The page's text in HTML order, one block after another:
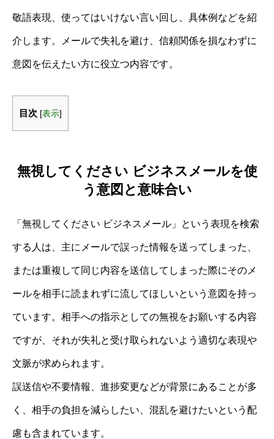
敬語表現、使ってはいけない言い回し、具体例などを紹
介します。メールで失礼を避け、信頼関係を損なわずに
意図を伝えたい方に役立つ内容です。
目次 [表示]
無視してください ビジネスメールを使
う意図と意味合い
「無視してください ビジネスメール」という表現を検索
する人は、主にメールで誤った情報を送ってしまった、
または重複して同じ内容を送信してしまった際にそのメ
ールを相手に読まれずに流してほしいという意図を持っ
ています。相手への指示としての無視をお願いする内容
ですが、それが失礼と受け取られないよう適切な表現や
文脈が求められます。
誤送信や不要情報、進捗変更などが背景にあることが多
く、相手の負担を減らしたい、混乱を避けたいという配
慮も含まれています。